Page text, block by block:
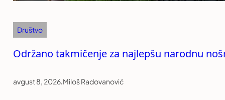
Društvo
Održano takmičenje za najlepšu narodnu
avgust 8, 2026.Miloš Radovanović